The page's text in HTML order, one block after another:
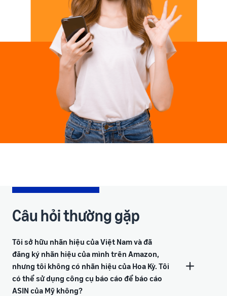
Câu hỏi thường gặp
Tôi sở hữu nhãn hiệu của Việt Nam và đã
đăng ký nhãn hiệu của mình trên Amazon,
nhưng tôi không có nhãn hiệu của Hoa Kỳ. Tôi
có thể sử dụng công cụ báo cáo để báo cáo
ASIN của Mỹ không?